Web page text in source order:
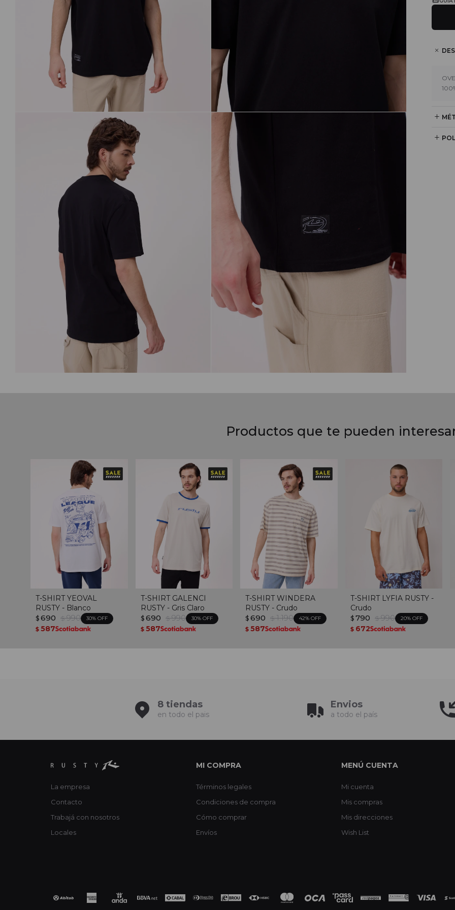
Productos que te pueden
T-SHIRT YEOVAL
RUSTY - Blanco
$ 690 $ 990 30
$ 587
T-SHIRT GALENCI
RUSTY - Gris Claro
$ 690 $ 990 30
$ 587
T-SHIRT WINDERA
RUSTY - Crudo
$ 690 $ 1.190 42
$ 587
T-SHIRT LYFIA RUSTY -
Crudo
$ 790 $ 990 20
$ 672
8 tiendas
en todo el pais
Envios
a todo el país
La empresa
Contacto
Trabajá con nosotros
Locales
MI COMPRA
Términos legales
Condiciones de compra
Cómo comprar
Envíos
MENÚ CUENTA
Mi cuenta
Mis compras
Mis direcciones
Wish List